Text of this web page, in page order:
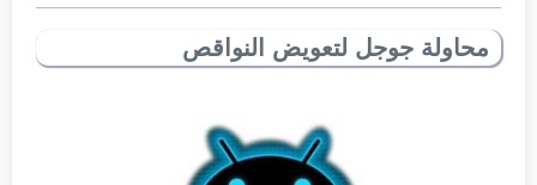
محاولة جوجل لتعويض النواقص